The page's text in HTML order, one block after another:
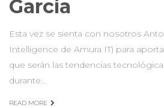
García
Esta vez se sienta con nosotros
Intelligence de Amura IT) para
que serán las tendencias
durante…
READ MORE